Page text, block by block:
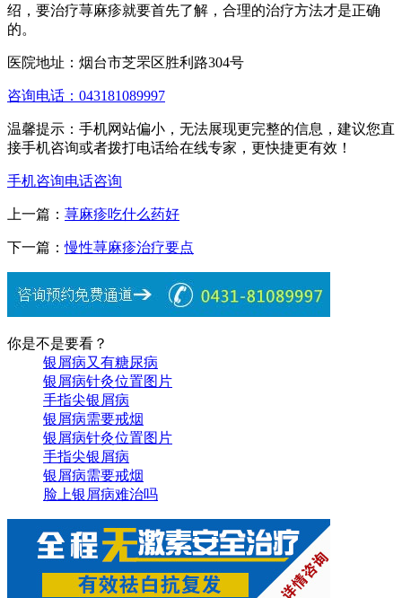
绍，要治疗荨麻疹就要首先了解，合理的治疗方法才是正确
的。
医院地址：烟台市芝罘区胜利路304号
咨询电话：043181089997
温馨提示：手机网站偏小，无法展现更完整的信息，建议您直
接手机咨询或者拨打电话给在线专家，更快捷更有效！
手机咨询电话咨询
上一篇： 荨麻疹吃什么药好
下一篇：慢性荨麻疹治疗要点
你是不是要看？
银屑病又有糖尿病
银屑病针灸位置图片
手指尖银屑病
银屑病需要戒烟
银屑病针灸位置图片
手指尖银屑病
银屑病需要戒烟
脸上银屑病难治吗